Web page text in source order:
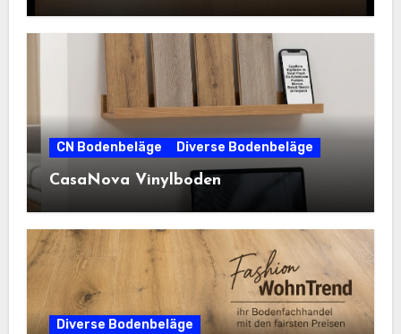
CN Bodenbeläge Diverse Bodenbeläge
CasaNova Vinylboden
Diverse Bodenbeläge